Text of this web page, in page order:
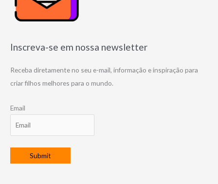
Inscreva-se em nossa newsletter
Receba diretamente no seu e-mail, informação e inspiração para
criar filhos melhores para o mundo.
Email